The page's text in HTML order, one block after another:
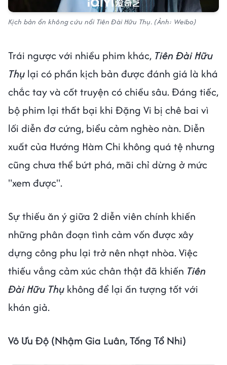
Kịch bản ổn không cứu nổi Tiên Đài Hữu Thụ. (Ảnh: Weibo)
Trái ngược với nhiều phim khác, Tiên Đài Hữu
Thụ lại có phần kịch bản được đánh giá là khá
chắc tay và cốt truyện có chiều sâu. Đáng tiếc,
bộ phim lại thất bại khi Đặng Vi bị chê bai vì
lối diễn đơ cứng, biểu cảm nghèo nàn. Diễn
xuất của Hướng Hàm Chi không quá tệ nhưng
cũng chưa thể bứt phá, mãi chỉ dừng ở mức
"xem được".
Sự thiếu ăn ý giữa 2 diễn viên chính khiến
những phân đoạn tình cảm vốn được xây
dựng công phu lại trở nên nhạt nhòa. Việc
thiếu vắng cảm xúc chân thật đã khiến Tiên
Đài Hữu Thụ không để lại ấn tượng tốt với
khán giả.
Vô Ưu Độ (Nhậm Gia Luân, Tống Tổ Nhi)